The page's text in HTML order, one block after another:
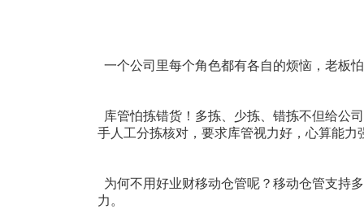
一个公司里每个角色都有各自的烦恼，老板
库管怕拣错货！多拣、少拣、错拣不但给公
手人工分拣核对，要求库管视力好，心算能力
为何不用好业财移动仓管呢？移动仓管支持
力。